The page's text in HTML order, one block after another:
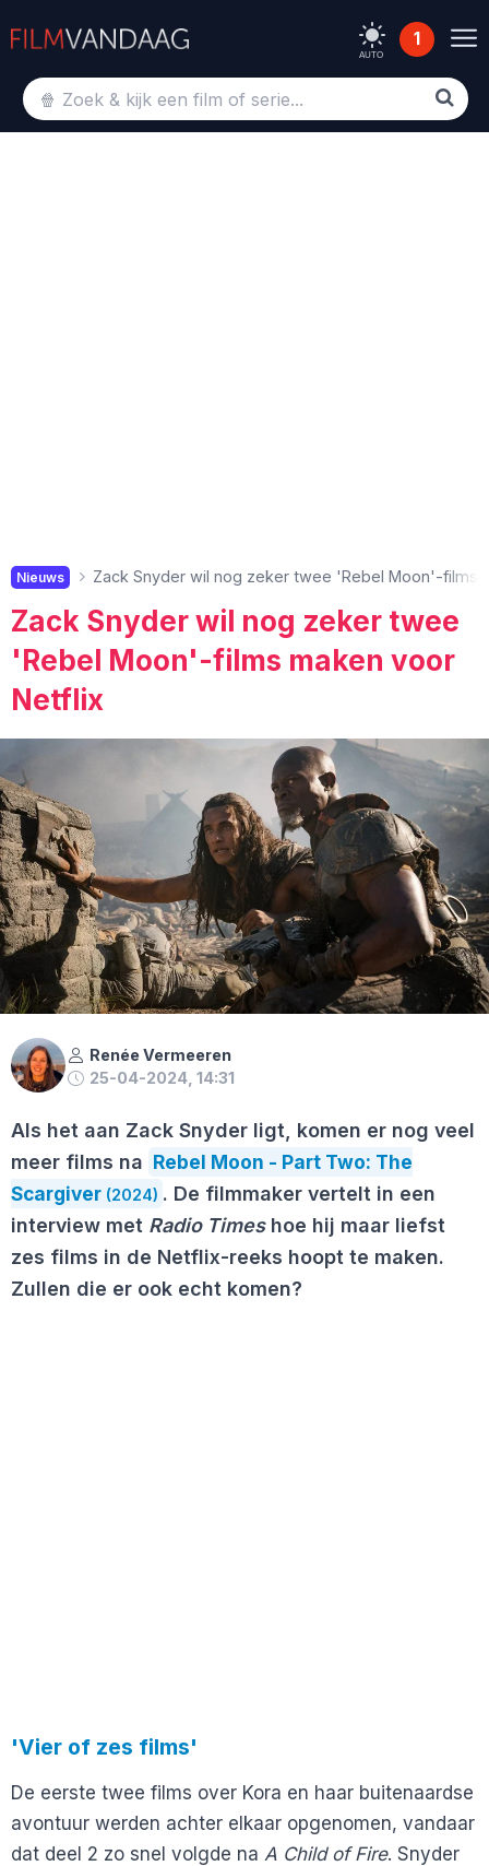
AUTO
1
Nieuws Zack Snyder wil nog zeker twee 'Rebel Moon'-films
Zack Snyder wil nog zeker twee
'Rebel Moon'-films maken voor
Netflix
Renée Vermeeren
25-04-2024, 14:31
Als het aan Zack Snyder ligt, komen er nog veel
meer films na Rebel Moon - Part Two: The
Scargiver (2024) . De filmmaker vertelt in een
interview met Radio Timeshoe hij maar liefst
zes films in de Netflix-reeks hoopt te maken.
Zullen die er ook echt komen?
'Vier of zes films'
De eerste twee films over Kora en haar buitenaardse
avontuur werden achter elkaar opgenomen, vandaar
dat deel 2 zo snel volgde na A Child of Fire. Snyder